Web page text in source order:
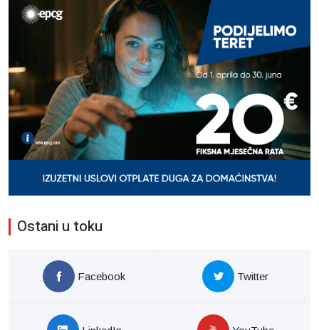
Ostani u toku
Facebook Twitter